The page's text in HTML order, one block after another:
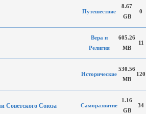
Путешествие
8.67
GB
0
Вера и
Религия
605.26
MB
11
Исторические
530.56
MB
120
Советского Союза Саморазвитие
1.16
GB
34